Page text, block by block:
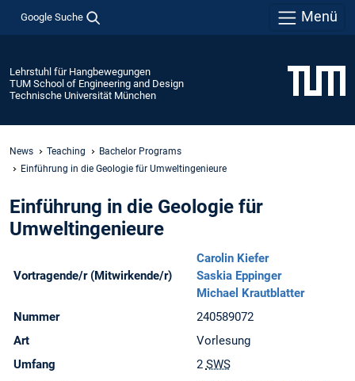
Google Suche Menü
Lehrstuhl für Hangbewegungen
TUM School of Engineering and Design
Technische Universität München
News Teaching
Bachelor Programs
Einführung in die Geologie für Umweltingenieure
Einführung in die Geologie für
Umweltingenieure
Vortragende/r (Mitwirkende/r)
Carolin Kiefer
Saskia Eppinger
Michael Krautblatter
Nummer
240589072
Art
Vorlesung
Umfang
2 SWS